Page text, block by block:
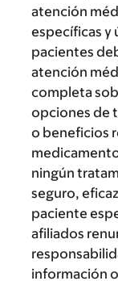
atención
específicas y
pacientes
atención
completa
opciones de
o beneficios
ningún
seguro,
paciente
afiliados
información